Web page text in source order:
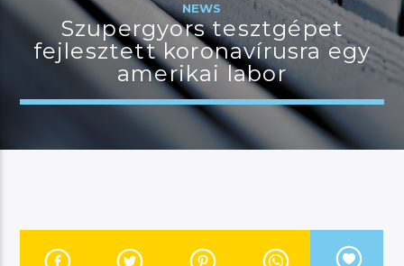
JELENLEGI MŰSOR
CSALÁDI MANNA
NEWS
Szupergyors tesztgépet
fejlesztett koronavírusra egy
amerikai labor